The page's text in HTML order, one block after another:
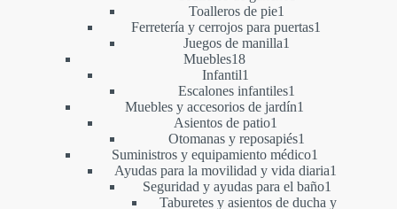
Toalleros de pie1
producto
Ferretería y cerrojos para puertas1
Juegos de manilla1
Muebles1818
productos
Infantil1
producto
Escalones infantiles1
producto
Muebles y accesorios de jardín1
Asientos de patio1
producto
Otomanas y reposapiés1
producto
Suministros y equipamiento médico1
producto
Ayudas para la movilidad y vida diaria1
Seguridad y ayudas para el baño1
producto
Taburetes y asientos de ducha y